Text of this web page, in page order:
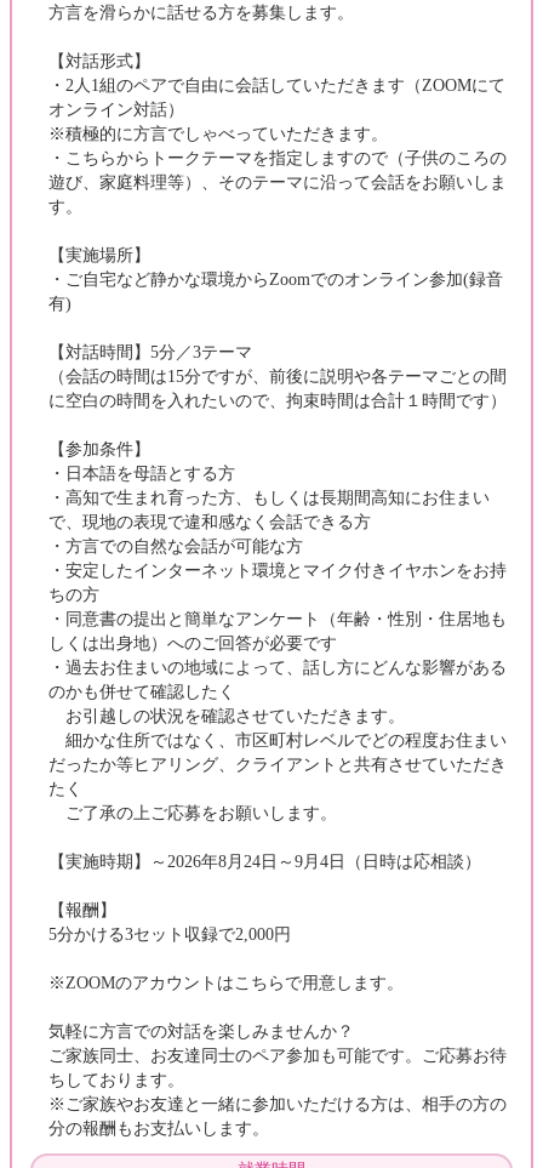
方言を滑らかに話せる方を募集します。
【対話形式】
・2人1組のペアで自由に会話していただきます（ZOOMにて
オンライン対話）
※積極的に方言でしゃべっていただきます。
・こちらからトークテーマを指定しますので（子供のころの
遊び、家庭料理等）、そのテーマに沿って会話をお願いしま
す。
【実施場所】
・ご自宅など静かな環境からZoomでのオンライン参加(録音
有)
【対話時間】5分／3テーマ
（会話の時間は15分ですが、前後に説明や各テーマごとの間
に空白の時間を入れたいので、拘束時間は合計１時間です）
【参加条件】
・日本語を母語とする方
・高知で生まれ育った方、もしくは長期間高知にお住まい
で、現地の表現で違和感なく会話できる方
・方言での自然な会話が可能な方
・安定したインターネット環境とマイク付きイヤホンをお持
ちの方
・同意書の提出と簡単なアンケート（年齢・性別・住居地も
しくは出身地）へのご回答が必要です
・過去お住まいの地域によって、話し方にどんな影響がある
のかも併せて確認したく
お引越しの状況を確認させていただきます。
細かな住所ではなく、市区町村レベルでどの程度お住まい
だったか等ヒアリング、クライアントと共有させていただき
たく
ご了承の上ご応募をお願いします。
【実施時期】～2026年8月24日～9月4日（日時は応相談）
【報酬】
5分かける3セット収録で2,000円
※ZOOMのアカウントはこちらで用意します。
気軽に方言での対話を楽しみませんか？
ご家族同士、お友達同士のペア参加も可能です。ご応募お待
ちしております。
※ご家族やお友達と一緒に参加いただける方は、相手の方の
分の報酬もお支払いします。